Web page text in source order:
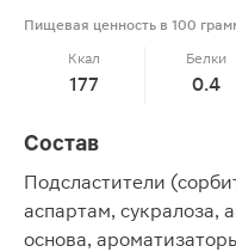
Пищевая ценность в 100
Ккал
177
Белки
0.4
Состав
Подсластители
аспартам, сукралоза,
основа,